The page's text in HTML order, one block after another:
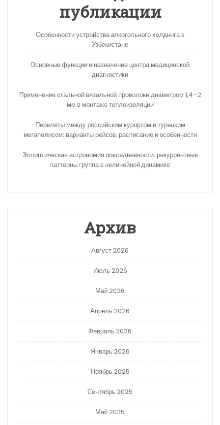
публикации
Особенности устройства алкогольного холдинга в
Узбекистане
Основные функции и назначение центра медицинской
диагностики
Применение стальной вязальной проволоки диаметром 1,4–2
мм в монтаже теплоизоляции
Перелёты между российским курортом и турецким
мегаполисом: варианты рейсов, расписание и особенности
Эллиптическая астрономия повседневности: рекуррентные
паттерны группа в нелинейной динамике
Архив
Август 2026
Июль 2026
Май 2026
Апрель 2026
Февраль 2026
Январь 2026
Ноябрь 2025
Сентябрь 2025
Май 2025